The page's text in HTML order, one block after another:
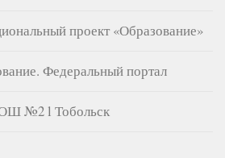
проект «Образование»
Федеральный портал
№2 l Тобольск